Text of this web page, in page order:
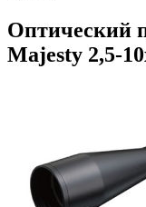
Оптический
Majesty 2,5-